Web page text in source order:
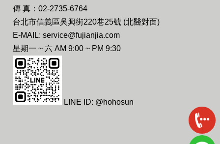
傳 真：02-2735-6764
台北市信義區吳興街220巷25號 (北醫對面)
E-MAIL: service@fujianjia.com
星期一 ~ 六 AM 9:00 ~ PM 9:30
LINE ID: @hohosun